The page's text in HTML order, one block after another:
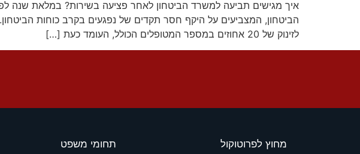
איך מגישים תביעה למשרד הביטחון לאחר פציעה בשירות? במלאת
לזינוק של 20 אחוזים במספר המטופלים הכולל, העומד כעת […]
מחוץ לפרוטוקול תחומי משפט